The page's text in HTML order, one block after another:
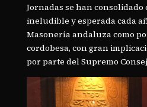
Jornadas se han consolidado
ineludible y esperada cada
Masonería andaluza como
cordobesa, con gran
por parte del Supremo